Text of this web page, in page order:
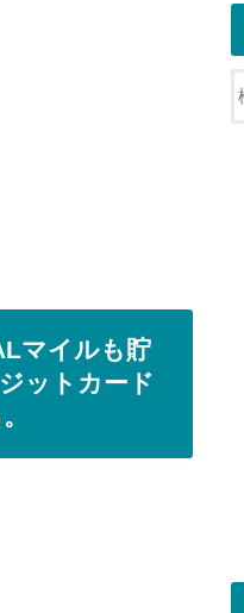
マイルも貯
ットカード